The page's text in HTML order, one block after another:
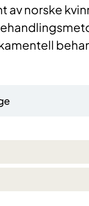
av norske